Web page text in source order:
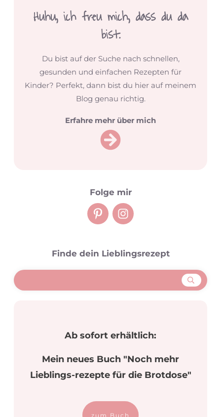
Huhu,ich freu mich, dass du da
bist.
Du bist auf der Suche nach schnellen,
gesunden und einfachen Rezepten für
Kinder? Perfekt, dann bist du hier auf meinem
Blog genau richtig.
Erfahre mehr über mich
Folge mir
Finde dein Lieblingsrezept
Ab sofort erhältlich:
Mein neues Buch "Noch mehr
Lieblings-rezepte für die Brotdose"
zum Buch